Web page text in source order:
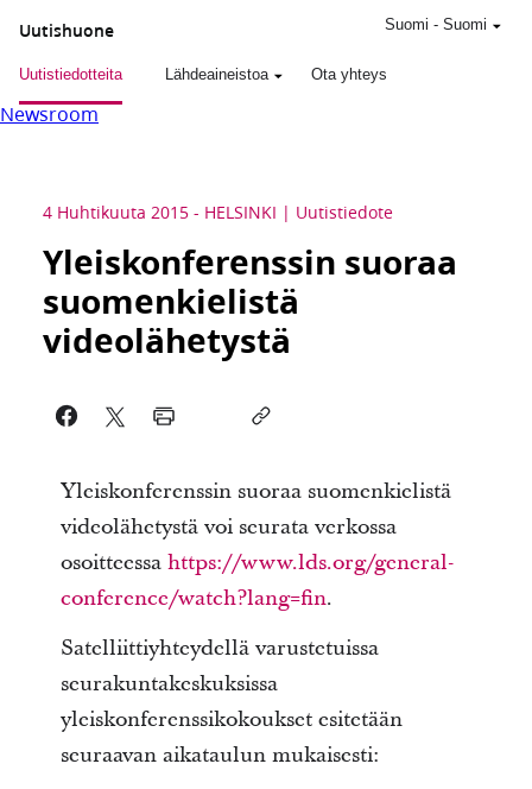
Uutishuone
Uutistiedotteita Lähdeaineistoa Ota yhteys
Suomi - Suomi
Newsroom
4 Huhtikuuta 2015 - HELSINKI Uutistiedote
Yleiskonferenssin suoraa
suomenkielistä
videolähetystä
Yleiskonferenssin suoraa suomenkielistä
videolähetystä voi seurata verkossa
osoitteessa https://www.lds.org/general-
conference/watch?lang=fin.
Satelliittiyhteydellä varustetuissa
seurakuntakeskuksissa
yleiskonferenssikokoukset esitetään
seuraavan aikataulun mukaisesti: